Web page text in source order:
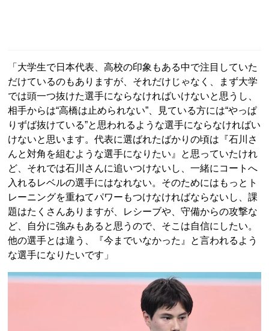
「大学生で日本代表、高校の印象もある中で注目していた
だけているのもありますが、それだけじゃなく、まず大学
では頭一つ抜けた選手にならなければいけないと思うし、
相手からは“高橋は止められない”、見ている方には“やっぱ
りずば抜けている”と思われるような選手にならなければい
けないと思います。代表に選ばれたばかりの頃は『石川さ
んと対角を組むような選手になりたい』と思っていたけれ
ど、それでは石川さんに追いつけないし、一緒にコートへ
入れるレベルの選手にはなれない。そのためにはもっとト
レーニングを重ねてパワーもつけなければならないし、課
題はたくさんありますが、レシーブや、守備からの攻撃な
ど、自分に強みもあると思うので、そこは自信にしたい。
他の選手とは違う、『今までいなかった』と言われるよう
な選手になりたいです」